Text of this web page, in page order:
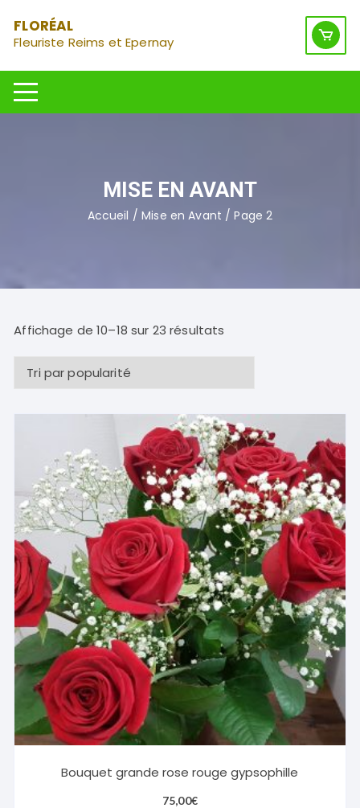
au
contenu
FLORÉAL
Fleuriste Reims et Epernay
MISE EN AVANT
Accueil /Mise en Avant / Page 2
Affichage de 10–18 sur 23 résultats
Bouquet grande rose rouge gypsophille
75,00€